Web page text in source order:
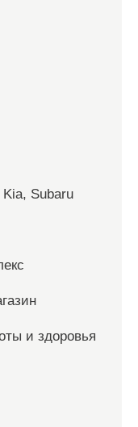
Subaru
и здоровья